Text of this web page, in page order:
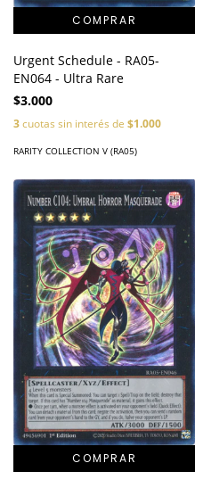
Urgent Schedule - RA05-
EN064 - Ultra Rare
$3.000
3cuotas sin interés de $1.000
RARITY COLLECTION V (RA05)